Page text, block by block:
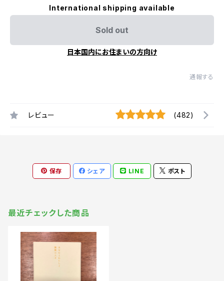
International shipping available
Sold out
日本国内にお住まいの方向け
通報する
レビュー (482)
保存 シェア LINE ポスト
最近チェックした商品